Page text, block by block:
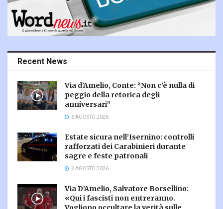
Recent News
Via d’Amelio, Conte: “Non c’è nulla di
peggio della retorica degli
anniversari”
6 AGOSTO 2026
Estate sicura nell’Isernino: controlli
rafforzati dei Carabinieri durante
sagre e feste patronali
6 AGOSTO 2026
Via D’Amelio, Salvatore Borsellino:
«Qui i fascisti non entreranno.